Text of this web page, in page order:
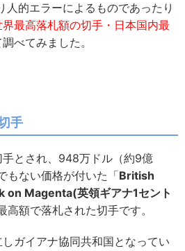
人的エラーによるものであったり
界最高落札額の切手・日本国内最
べてみました。
手
とされ、948万ドル（約9億
もない価格が付いた「British
on Magenta(英領ギアナ1セント
高額で落札された切手です。
ガイアナ協同共和国となってい